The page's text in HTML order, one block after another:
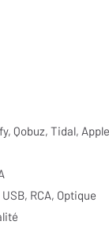
Qobuz, Tidal,
RCA, Optique